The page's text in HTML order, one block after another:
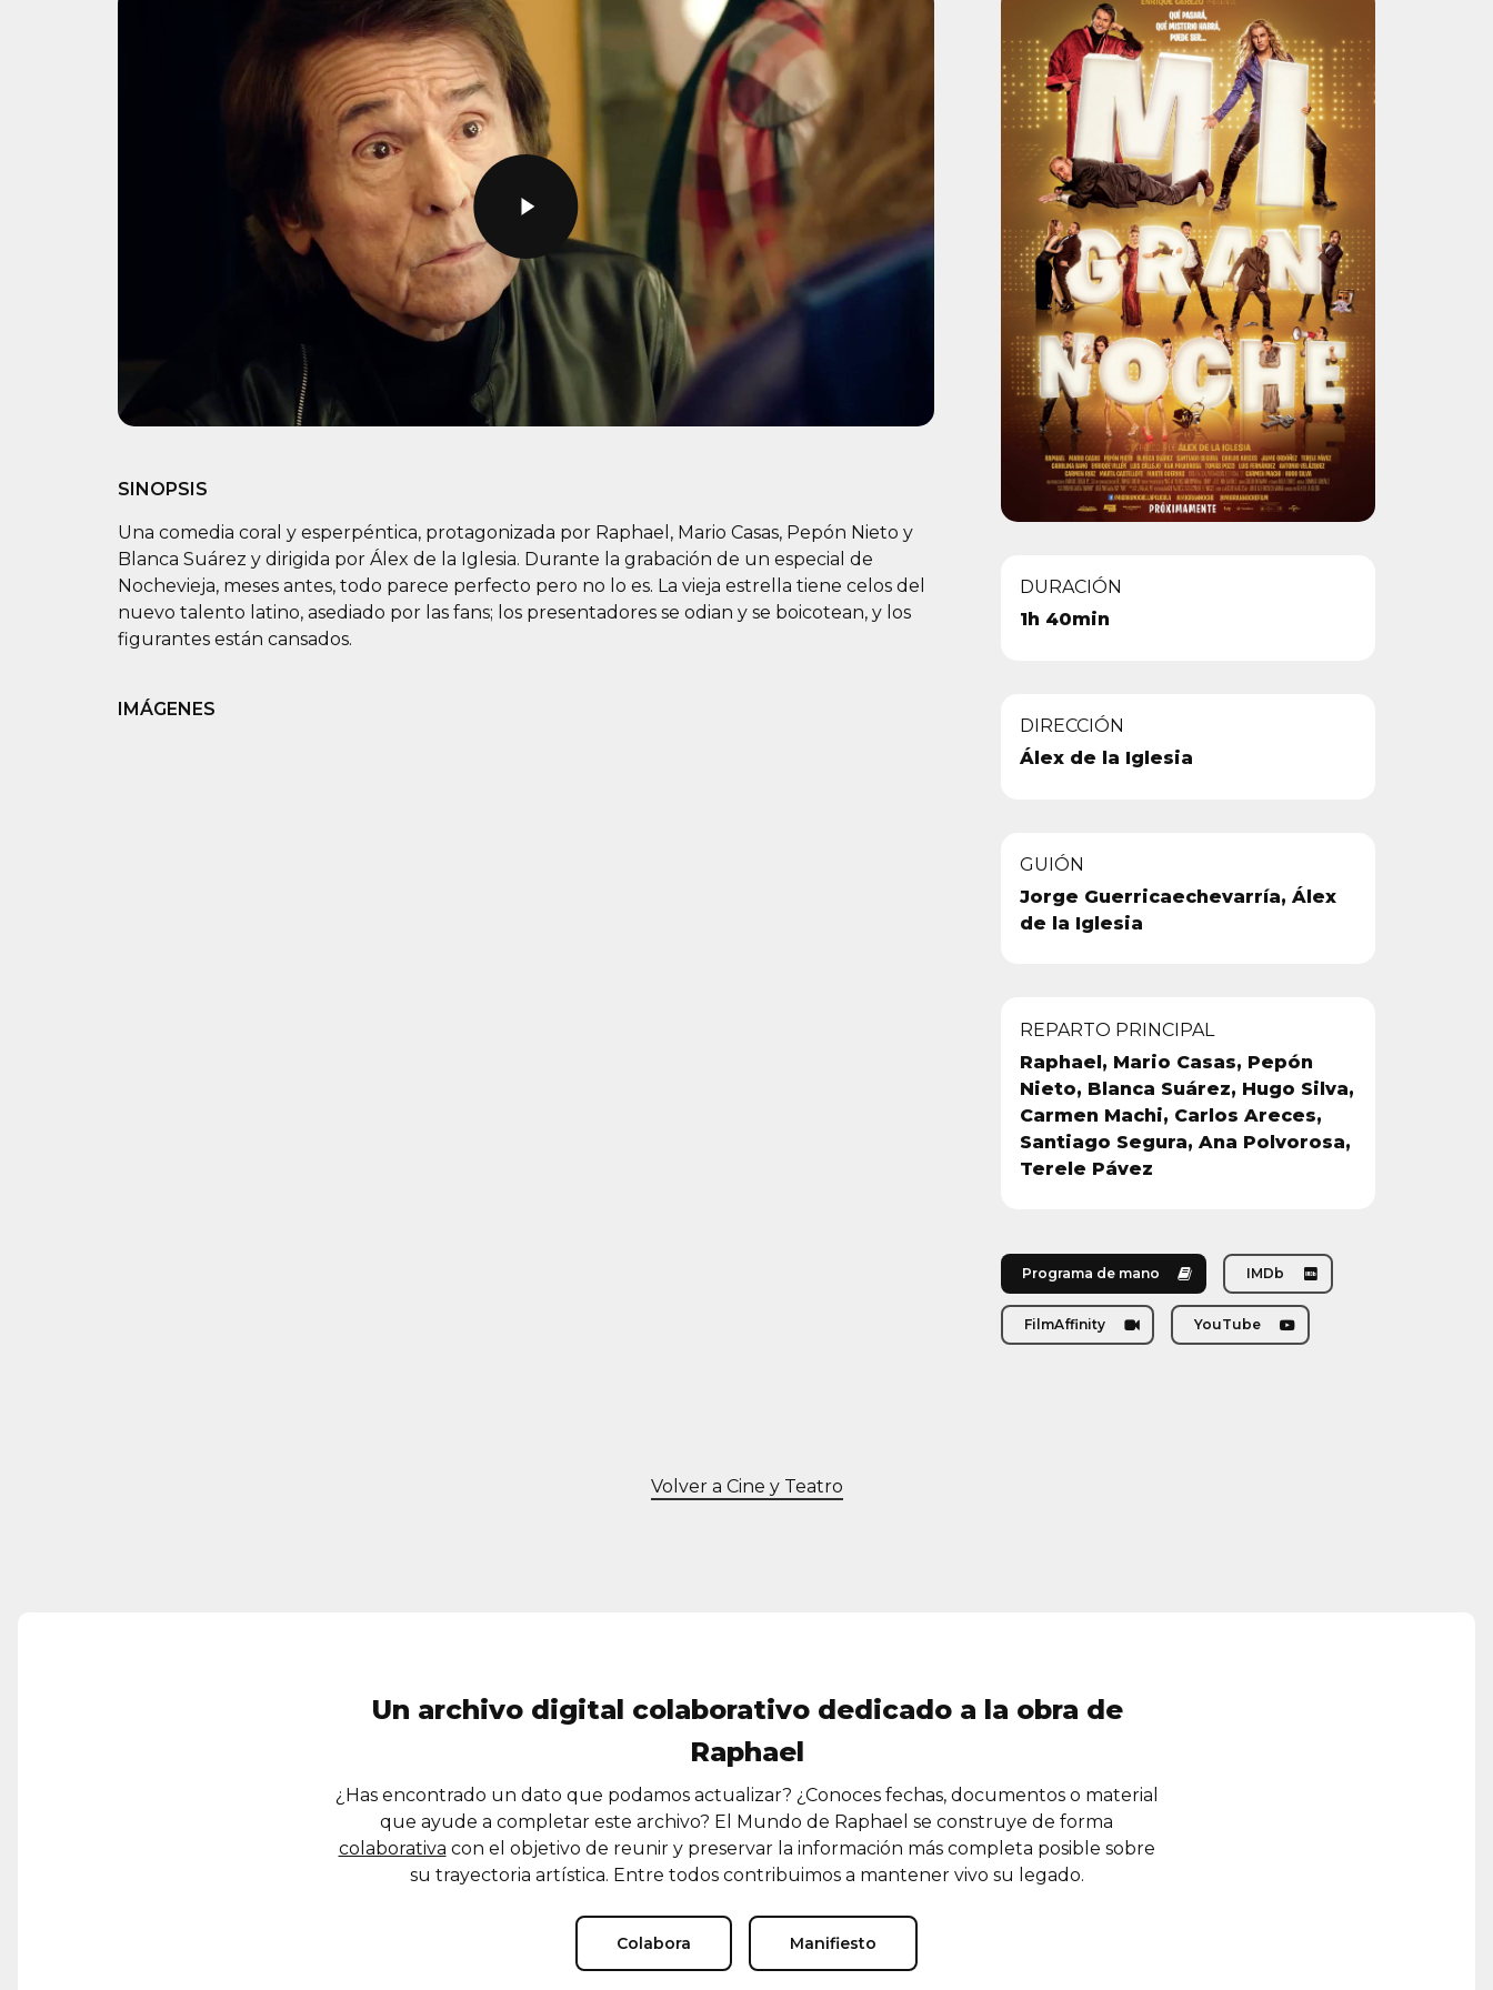
Play Video
SINOPSIS
Una comedia coral y esperpéntica, protagonizada por Raphael, Mario Casas, Pepón Nieto y
Blanca Suárez y dirigida por Álex de la Iglesia. Durante la grabación de un especial de
Nochevieja, meses antes, todo parece perfecto pero no lo es. La vieja estrella tiene celos del
nuevo talento latino, asediado por las fans; los presentadores se odian y se boicotean, y los
figurantes están cansados.
IMÁGENES
DURACIÓN
1h 40min
DIRECCIÓN
Álex de la Iglesia
GUIÓN
Jorge Guerricaechevarría, Álex
de la Iglesia
REPARTO PRINCIPAL
Raphael, Mario Casas, Pepón
Nieto, Blanca Suárez, Hugo Silva,
Carmen Machi, Carlos Areces,
Santiago Segura, Ana Polvorosa,
Terele Pávez
Programa de mano IMDb
FilmAffinity YouTube
Volver a Cine y Teatro
Un archivo digital colaborativo dedicado a la obra de
Raphael
¿Has encontrado un dato que podamos actualizar? ¿Conoces fechas, documentos o material
que ayude a completar este archivo? El Mundo de Raphael se construye de forma
colaborativa con el objetivo de reunir y preservar la información más completa posible sobre
su trayectoria artística. Entre todos contribuimos a mantener vivo su legado.
Colabora Manifiesto